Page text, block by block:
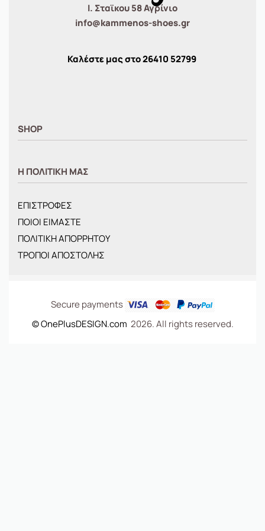
Ι. Σταϊκου 58 Αγρίνιο
info@kammenos-shoes.gr
Καλέστε μας στο26410 52799
SHOP
ΓΥΝΑΙΚΕΙΑ
BRANDS
ΝΕΕΣ ΑΦΙΞΕΙΣ
OFFERS
ΤΣΑΝΤΕΣ
Η ΠΟΛΙΤΙΚΗ ΜΑΣ
ΕΠΙΣΤΡΟΦΕΣ
ΠΟΙΟΙ ΕΙΜΑΣΤΕ
ΠΟΛΙΤΙΚΗ ΑΠΟΡΡΗΤΟΥ
ΤΡΟΠΟΙ ΑΠΟΣΤΟΛΗΣ
Secure payments
© OnePlusDESIGN.com 2026. All rights reserved.